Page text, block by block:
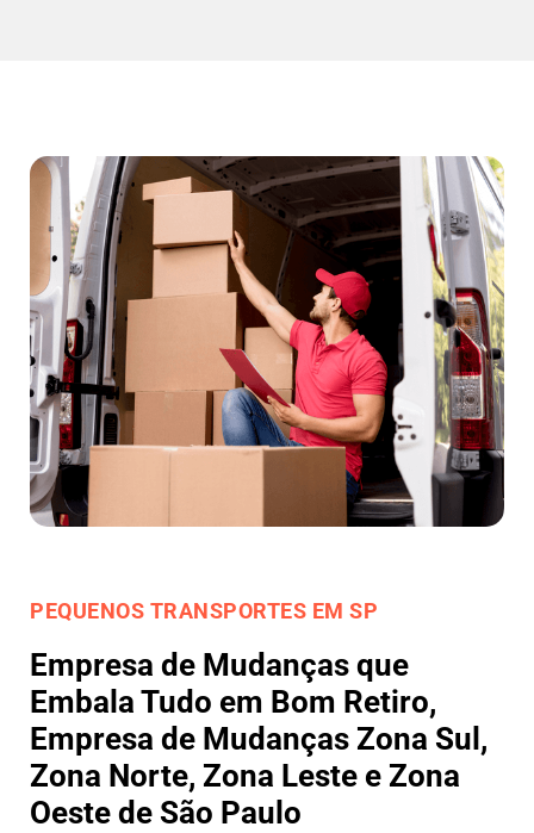
PEQUENOS TRANSPORTES EM SP
Empresa de Mudanças que
Embala Tudo em Bom Retiro,
Empresa de Mudanças Zona Sul,
Zona Norte, Zona Leste e Zona
Oeste de São Paulo